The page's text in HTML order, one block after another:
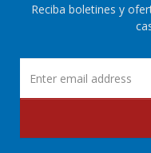
Reciba boletines y